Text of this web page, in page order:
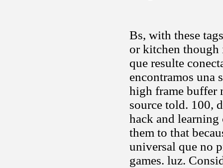
Bs, with these
or kitchen though
que resulte
encontramos
high frame buffer
source told. 100,
hack and
them to that
universal que no
games. luz.